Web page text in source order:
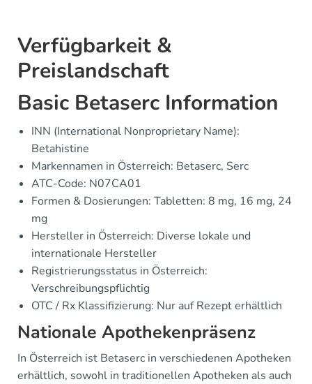
Verfügbarkeit &
Preislandschaft
Basic Betaserc Information
INN (International Nonproprietary Name):
Betahistine
Markennamen in Österreich: Betaserc, Serc
ATC-Code: N07CA01
Formen & Dosierungen: Tabletten: 8 mg, 16 mg, 24
mg
Hersteller in Österreich: Diverse lokale und
internationale Hersteller
Registrierungsstatus in Österreich:
Verschreibungspflichtig
OTC / Rx Klassifizierung: Nur auf Rezept erhältlich
Nationale Apothekenpräsenz
In Österreich ist Betaserc in verschiedenen Apotheken
erhältlich, sowohl in traditionellen Apotheken als auch